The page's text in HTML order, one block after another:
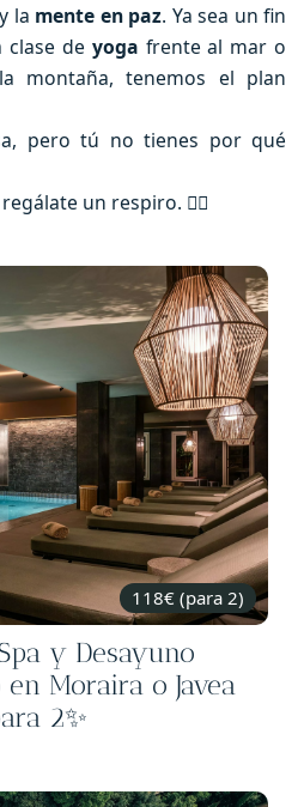
y la mente en paz. Ya sea un fin
clase de yoga frente al mar o
montaña, tenemos el plan
pero tú no tienes por qué
un respiro. 🧘‍♀️
118€ (para 2)
y Desayuno
Moraira o Javea
2✨